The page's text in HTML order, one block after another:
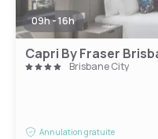
09h - 16h
Capri By Fraser
Brisbane City
Annulation gratuite